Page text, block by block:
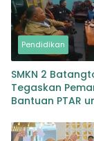
Pendidikan
SMKN 2
Tegaskan
Bantuan PTAR